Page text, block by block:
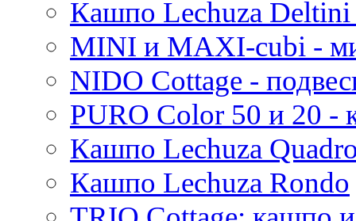
Кашпо Lechuza
MINI и MAXI-cubi -
NIDO Cottage -
PURO Color 50 и 20
Кашпо Lechuza
Кашпо Lechuza Rondo